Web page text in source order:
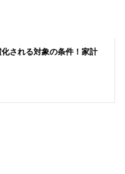
される対象の条件！家計